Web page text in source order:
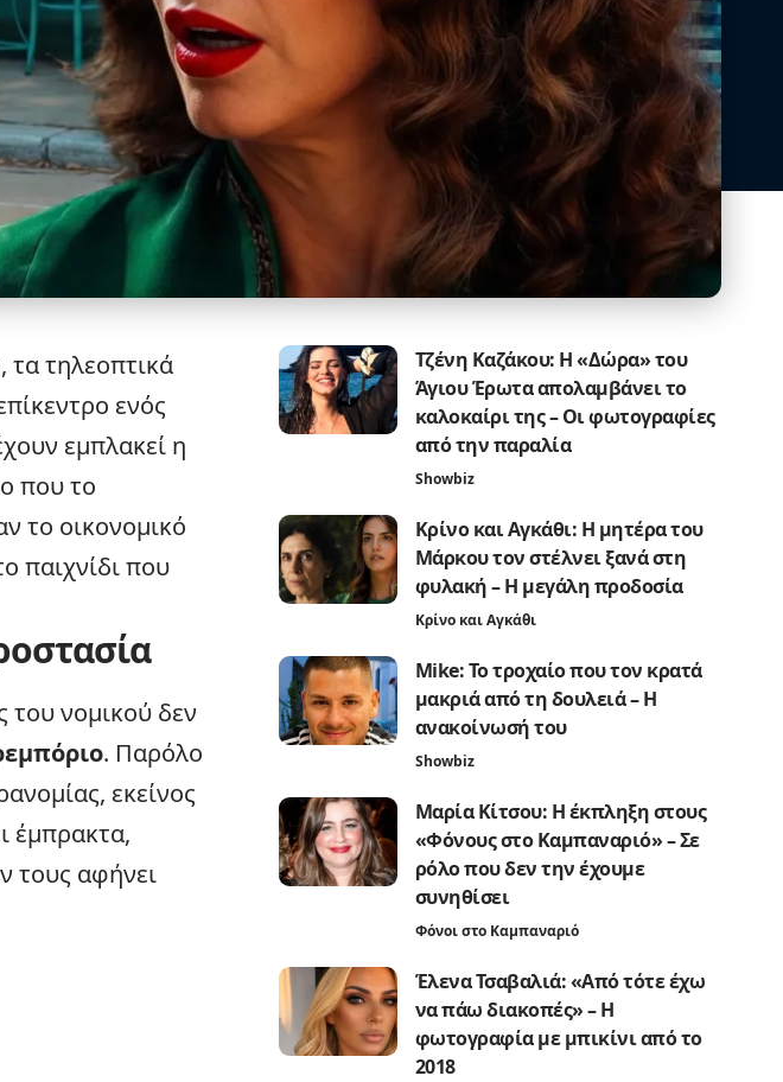
, τα τηλεοπτικά
ενός
εμπλακεί η
που το
το οικονομικό
παιχνίδι που
νομικού δεν
. Παρόλο
εκείνος
έμπρακτα,
τους αφήνει
Τζένη Καζάκου: Η «Δώρα» του
Άγιου Έρωτα απολαμβάνει το
καλοκαίρι της – Οι φωτογραφίες
από την παραλία
Showbiz
Κρίνο και Αγκάθι: Η μητέρα του
Μάρκου τον στέλνει ξανά στη
φυλακή – Η μεγάλη προδοσία
Κρίνο και Αγκάθι
Mike: Το τροχαίο που τον κρατά
μακριά από τη δουλειά – Η
ανακοίνωσή του
Showbiz
Μαρία Κίτσου: Η έκπληξη στους
«Φόνους στο Καμπαναριό» – Σε
ρόλο που δεν την έχουμε
συνηθίσει
Φόνοι στο Καμπαναριό
Έλενα Τσαβαλιά: «Από τότε έχω
να πάω διακοπές» – Η
φωτογραφία με μπικίνι από το
2018